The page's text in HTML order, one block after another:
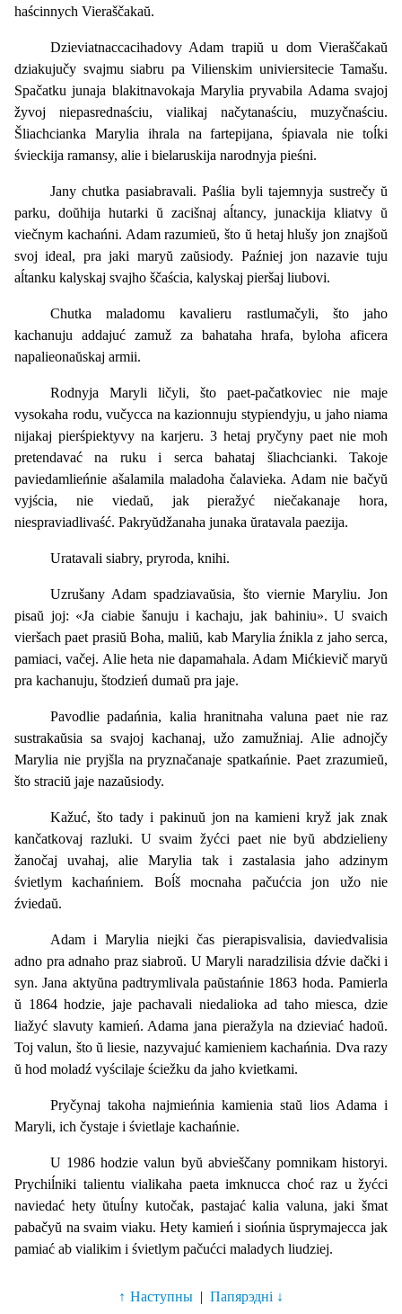
haścinnych Vieraščakaŭ.
Dzieviatnaccacihadovy Adam trapiŭ u dom Vieraščakaŭ
dziakujučy svajmu siabru pa Vilienskim univiersitecie Tamašu.
Spačatku junaja blakitnavokaja Marylia pryvabila Adama svajoj
žyvoj niepasrednaściu, vialikaj načytanaściu, muzyčnaściu.
Šliachcianka Marylia ihrala na fartepijana, śpiavala nie toĺki
śvieckija ramansy, alie i bielaruskija narodnyja pieśni.
Jany chutka pasiabravali. Paślia byli tajemnyja sustrečy ŭ
parku, doŭhija hutarki ŭ zacišnaj aĺtancy, junackija kliatvy ŭ
viečnym kachańni. Adam razumieŭ, što ŭ hetaj hlušy jon znajšoŭ
svoj ideal, pra jaki maryŭ zaŭsiody. Paźniej jon nazavie tuju
aĺtanku kalyskaj svajho ščaścia, kalyskaj pieršaj liubovi.
Chutka maladomu kavalieru rastlumačyli, što jaho
kachanuju addajuć zamuž za bahataha hrafa, byloha aficera
napalieonaŭskaj armii.
Rodnyja Maryli ličyli, što paet-pačatkoviec nie maje
vysokaha rodu, vučycca na kazionnuju stypiendyju, u jaho niama
nijakaj pierśpiektyvy na karjeru. 3 hetaj pryčyny paet nie moh
pretendavać na ruku i serca bahataj šliachcianki. Takoje
paviedamlieńnie ašalamila maladoha čalavieka. Adam nie bačyŭ
vyjścia, nie viedaŭ, jak pieražyć niečakanaje hora,
niespraviadlivaść. Pakryŭdžanaha junaka ŭratavala paezija.
Uratavali siabry, pryroda, knihi.
Uzrušany Adam spadziavaŭsia, što viernie Maryliu. Jon
pisaŭ joj: «Ja ciabie šanuju i kachaju, jak bahiniu». U svaich
vieršach paet prasiŭ Boha, maliŭ, kab Marylia źnikla z jaho serca,
pamiaci, vačej. Alie heta nie dapamahala. Adam Mićkievič maryŭ
pra kachanuju, štodzień dumaŭ pra jaje.
Pavodlie padańnia, kalia hranitnaha valuna paet nie raz
sustrakaŭsia sa svajoj kachanaj, užo zamužniaj. Alie adnojčy
Marylia nie pryjšla na pryznačanaje spatkańnie. Paet zrazumieŭ,
što straciŭ jaje nazaŭsiody.
Kažuć, što tady i pakinuŭ jon na kamieni kryž jak znak
kančatkovaj razluki. U svaim žyćci paet nie byŭ abdzielieny
žanočaj uvahaj, alie Marylia tak i zastalasia jaho adzinym
śvietlym kachańniem. Boĺš mocnaha pačućcia jon užo nie
źviedaŭ.
Adam i Marylia niejki čas pierapisvalisia, daviedvalisia
adno pra adnaho praz siabroŭ. U Maryli naradzilisia dźvie dački i
syn. Jana aktyŭna padtrymlivala paŭstańnie 1863 hoda. Pamierla
ŭ 1864 hodzie, jaje pachavali niedalioka ad taho miesca, dzie
liažyć slavuty kamień. Adama jana pieražyla na dzieviać hadoŭ.
Toj valun, što ŭ liesie, nazyvajuć kamieniem kachańnia. Dva razy
ŭ hod moladź vyścilaje ściežku da jaho kvietkami.
Pryčynaj takoha najmieńnia kamienia staŭ lios Adama i
Maryli, ich čystaje i śvietlaje kachańnie.
U 1986 hodzie valun byŭ abvieščany pomnikam historyi.
Prychiĺniki talientu vialikaha paeta imknucca choć raz u žyćci
naviedać hety ŭtuĺny kutočak, pastajać kalia valuna, jaki šmat
pabačyŭ na svaim viaku. Hety kamień i siońnia ŭsprymajecca jak
pamiać ab vialikim i śvietlym pačućci maladych liudziej.
Наступны | Папярэдні